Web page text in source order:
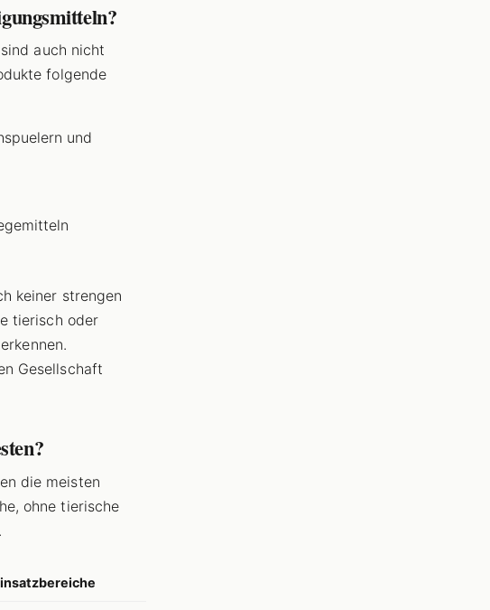
auch nicht
folgende
und
keiner strengen
tierisch oder
Gesellschaft
die meisten
ohne tierische